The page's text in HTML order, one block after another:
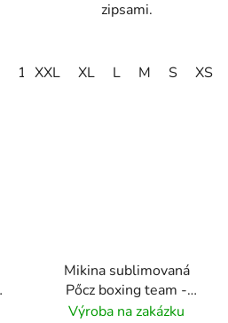
152
zipsami.
XXL XL L M S XS
Mikina sublimovaná
Pőcz boxing team -
unisex
Výroba na zakázku